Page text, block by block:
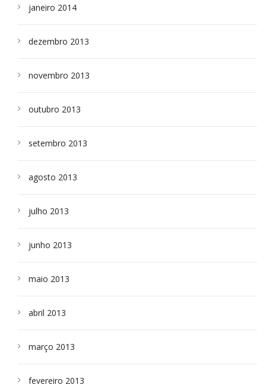
janeiro 2014
dezembro 2013
novembro 2013
outubro 2013
setembro 2013
agosto 2013
julho 2013
junho 2013
maio 2013
abril 2013
março 2013
fevereiro 2013